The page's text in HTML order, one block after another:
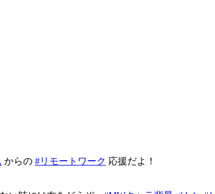
からの #リモートワーク 応援だよ！